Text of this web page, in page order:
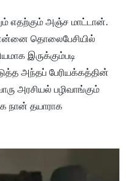
எதற்கும் அஞ்ச மாட்டான்.
தொலைபேசியில்
இருக்கும்படி
அந்தப் பேரியக்கத்தின்
அரசியல் பழிவாங்கும்
நான் தயாராக